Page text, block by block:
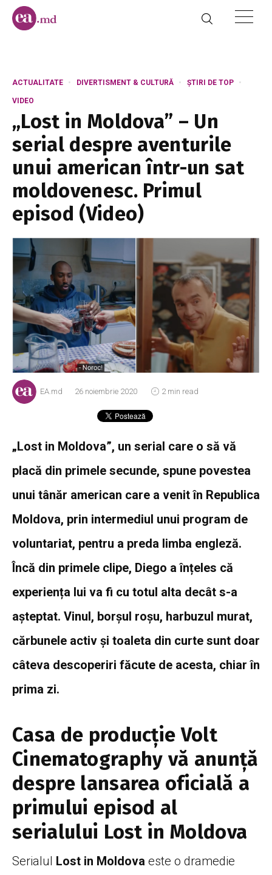
ACTUALITATE DIVERTISMENT & CULTURĂ ȘTIRI DE TOP
VIDEO
„Lost in Moldova” – Un
serial despre aventurile
unui american într-un sat
moldovenesc. Primul
episod (Video)
EA.md 26 noiembrie 2020 2 min read
„Lost in Moldova”, un serial care o să vă
placă din primele secunde, spune povestea
unui tânăr american care a venit în Republica
Moldova, prin intermediul unui program de
voluntariat, pentru a preda limba engleză.
Încă din primele clipe, Diego a înțeles că
experiența lui va fi cu totul alta decât s-a
așteptat. Vinul, borșul roșu, harbuzul murat,
cărbunele activ și toaleta din curte sunt doar
câteva descoperiri făcute de acesta, chiar în
prima zi.
Casa de producție Volt
Cinematography vă anunță
despre lansarea oficială a
primului episod al
serialului Lost in Moldova
Serialul Lost in Moldova este o dramedie